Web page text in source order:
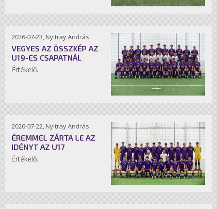
2026-07-23, Nyitray András
VEGYES AZ ÖSSZKÉP AZ
U19-ES CSAPATNÁL
Értékelő.
2026-07-22, Nyitray András
ÉREMMEL ZÁRTA LE AZ
IDÉNYT AZ U17
Értékelő.